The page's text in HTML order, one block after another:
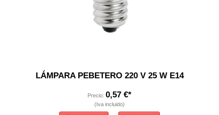
LÁMPARA PEBETERO 220 V 25 W E14
Precio: 0,57 €*
(Iva incluido)